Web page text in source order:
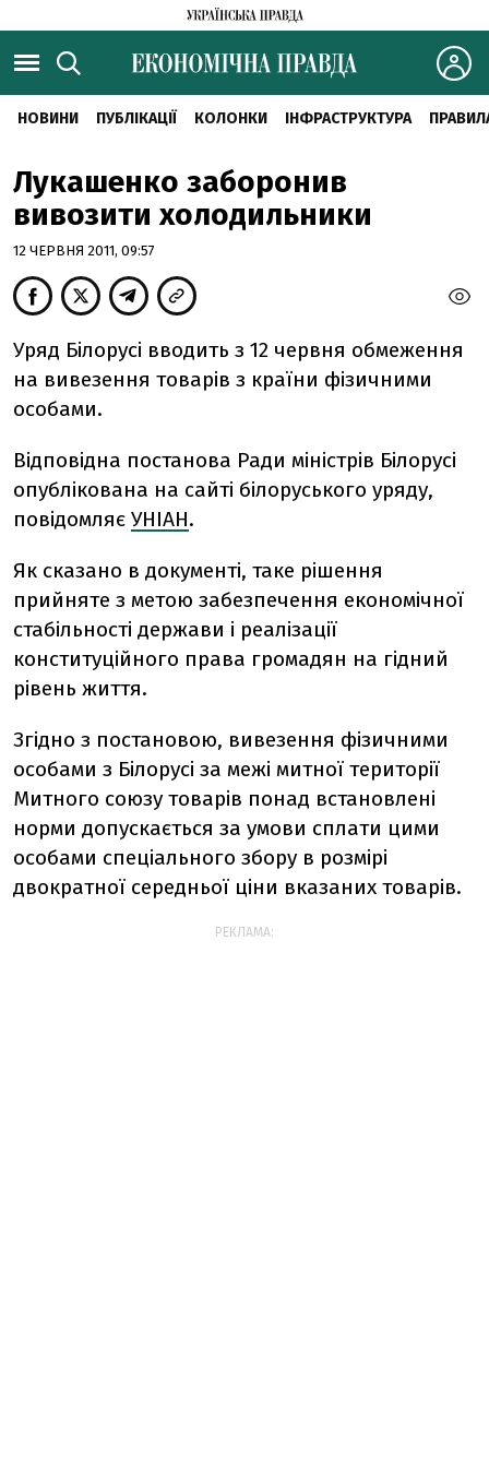
НОВИНИ ПУБЛІКАЦІЇ КОЛОНКИ ІНФРАСТРУКТУРА
Лукашенко заборонив
вивозити холодильники
12 ЧЕРВНЯ 2011, 09:57
Уряд Білорусі вводить з 12 червня обмеження
на вивезення товарів з країни фізичними
особами.
Відповідна постанова Ради міністрів Білорусі
опублікована на сайті білоруського уряду,
повідомляє УНІАН.
Як сказано в документі, таке рішення
прийняте з метою забезпечення економічної
стабільності держави і реалізації
конституційного права громадян на гідний
рівень життя.
Згідно з постановою, вивезення фізичними
особами з Білорусі за межі митної території
Митного союзу товарів понад встановлені
норми допускається за умови сплати цими
особами спеціального збору в розмірі
двократної середньої ціни вказаних товарів.
РЕКЛАМА: